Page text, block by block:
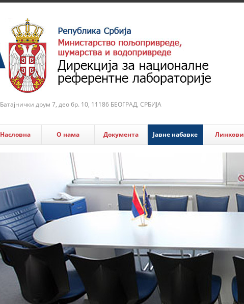
Батајнички друм 7, део бр. 10, 11186 БЕОГРАД, СРБИЈА
Насловна О нама Документа Јавне набавке Линкови